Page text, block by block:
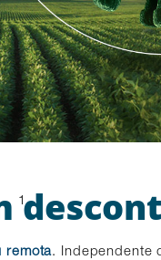
remota. Independente
1